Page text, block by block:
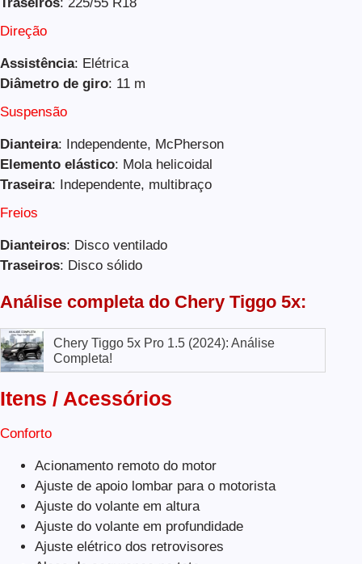
Direção
Assistência: Elétrica
Diâmetro de giro: 11 m
Suspensão
Dianteira: Independente, McPherson
Elemento elástico: Mola helicoidal
Traseira: Independente, multibraço
Freios
Dianteiros: Disco ventilado
Traseiros: Disco sólido
Análise completa do Chery Tiggo 5x:
Chery Tiggo 5x Pro 1.5 (2024): Análise
Completa!
Itens / Acessórios
Conforto
Acionamento remoto do motor
Ajuste de apoio lombar para o motorista
Ajuste do volante em altura
Ajuste do volante em profundidade
Ajuste elétrico dos retrovisores